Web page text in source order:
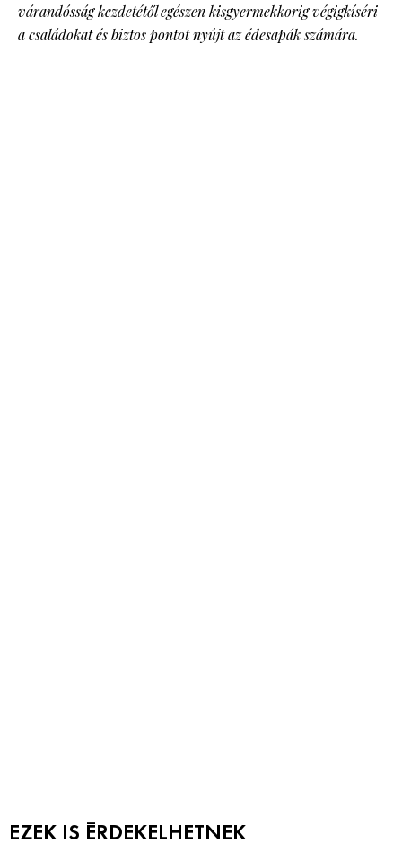
várandósság kezdetétől egészen kisgyermekkorig végigkíséri
a családokat és biztos pontot nyújt az édesapák számára.
EZEK IS ÉRDEKELHETNEK